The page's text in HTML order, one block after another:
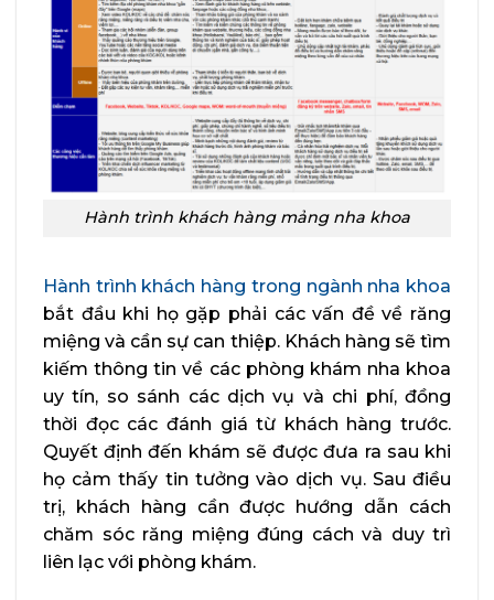
Hành trình khách hàng mảng nha khoa
Hành trình khách hàng trong ngành nha khoa
bắt đầu khi họ gặp phải các vấn đề về răng
miệng và cần sự can thiệp. Khách hàng sẽ tìm
kiếm thông tin về các phòng khám nha khoa
uy tín, so sánh các dịch vụ và chi phí, đồng
thời đọc các đánh giá từ khách hàng trước.
Quyết định đến khám sẽ được đưa ra sau khi
họ cảm thấy tin tưởng vào dịch vụ. Sau điều
trị, khách hàng cần được hướng dẫn cách
chăm sóc răng miệng đúng cách và duy trì
liên lạc với phòng khám.